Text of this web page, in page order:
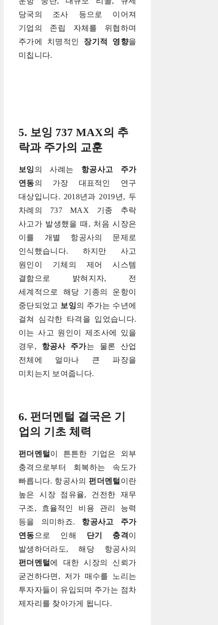
당국의 조사 등으로 이어져
기업의 존립 자체를 위협하며
주가에 치명적인 장기적 영향을
미칩니다.
5. 보잉 737 MAX의 추
락과 주가의 교훈
보잉의 사례는 항공사고 주가
연동의 가장 대표적인 연구
대상입니다. 2018년과 2019년, 두
차례의 737 MAX 기종 추락
사고가 발생했을 때, 처음 시장은
이를 개별 항공사의 문제로
인식했습니다. 하지만 사고
원인이 기체의 제어 시스템
결함으로 밝혀지자, 전
세계적으로 해당 기종의 운항이
중단되었고 보잉의 주가는 수년에
걸쳐 심각한 타격을 입었습니다.
이는 사고 원인이 제조사에 있을
경우, 항공사 주가는 물론 산업
전체에 얼마나 큰 파장을
미치는지 보여줍니다.
6. 펀더멘털 결국은 기
업의 기초 체력
펀더멘털 이 튼튼한 기업은 외부
충격으로부터 회복하는 속도가
빠릅니다. 항공사의펀더멘털 이란
높은 시장 점유율, 건전한 재무
구조, 효율적인 비용 관리 능력
등을 의미하죠. 항공사고 주가
연동으로 인해 단기 충격 이
발생하더라도, 해당 항공사의
펀더멘털 에 대한 시장의 신뢰가
굳건하다면, 저가 매수를 노리는
투자자들이 유입되며 주가는 점차
제자리를 찾아가게 됩니다.